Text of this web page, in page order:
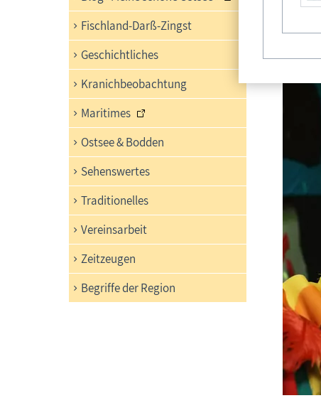
Fischland-Darß-Zingst
Geschichtliches
Kranichbeobachtung
Maritimes
Ostsee & Bodden
Sehenswertes
Traditionelles
Vereinsarbeit
Zeitzeugen
Begriffe der Region